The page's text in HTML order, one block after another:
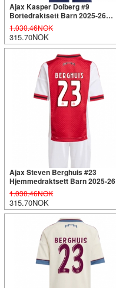
Ajax Kasper Dolberg #9
Bortedraktsett Barn 2025-26
Kortermet (+ Korte bukser)
1.030.46NOK
315.70NOK
Ajax Steven Berghuis #23
Hjemmedraktsett Barn 2025-26
Kortermet (+ Korte bukser)
1.030.46NOK
315.70NOK